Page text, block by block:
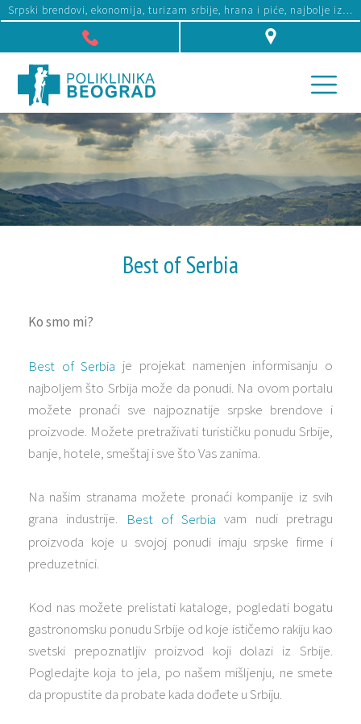
Srpski brendovi, ekonomija, turizam srbije, hrana i piće, najbolje iz Srbije
Best of Serbia
Ko smo mi?
Best of Serbia je projekat namenjen informisanju o
najboljem što Srbija može da ponudi. Na ovom portalu
možete pronaći sve najpoznatije srpske brendove i
proizvode. Možete pretraživati turističku ponudu Srbije,
banje, hotele, smeštaj i sve što Vas zanima.
Na našim stranama možete pronaći kompanije iz svih
grana industrije.
Best of Serbia vam nudi pretragu
proizvoda koje u svojoj ponudi imaju srpske firme i
preduzetnici.
Kod nas možete prelistati kataloge, pogledati bogatu
gastronomsku ponudu Srbije od koje ističemo rakiju kao
svetski prepoznatljiv proizvod koji dolazi iz Srbije.
Pogledajte koja to jela, po našem mišljenju, ne smete
da propustite da probate kada dođete u Srbiju.